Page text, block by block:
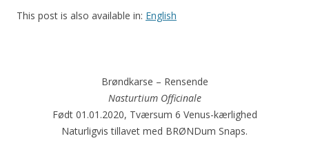
This post is also available in: English
Brøndkarse – Rensende
Nasturtium Officinale
Født 01.01.2020, Tværsum 6 Venus-kærlighed
Naturligvis tillavet med BRØNDum Snaps.